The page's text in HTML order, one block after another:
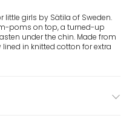
little girls by Sätila of Sweden.
poms on top, a turned-up
under the chin. Made from
in knitted cotton for extra